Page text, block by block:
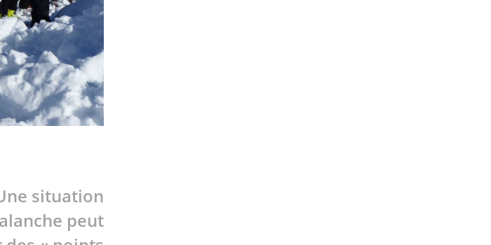
situation
peut